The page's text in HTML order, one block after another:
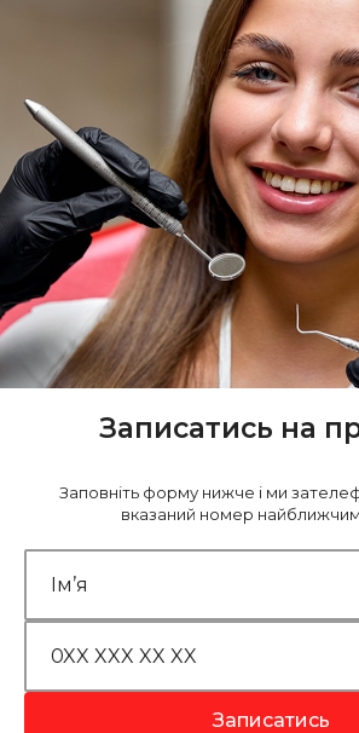
Записатись на
Заповніть форму нижче і ми
вказаний номер
Записатись